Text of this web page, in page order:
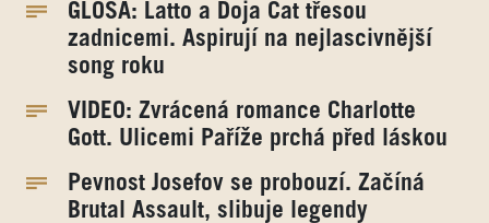
GLOSA: Latto a Doja Cat třesou
zadnicemi. Aspirují na nejlascivnější
song roku
VIDEO: Zvrácená romance Charlotte
Gott. Ulicemi Paříže prchá před láskou
Pevnost Josefov se probouzí. Začíná
Brutal Assault, slibuje legendy